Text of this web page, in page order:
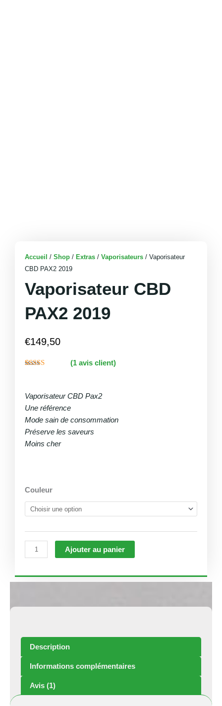
Accueil / Shop / Extras / Vaporisateurs / Vaporisateur
CBD PAX2 2019
Vaporisateur CBD
PAX2 2019
€149,50
notation
client
(1avis client)
Vaporisateur CBD Pax2
Une référence
Mode sain de consommation
Préserve les saveurs
Moins cher
Couleur
quantité
de
Vaporisateur
2019
Ajouter au panier
Description
Informations complémentaires
Avis (1)